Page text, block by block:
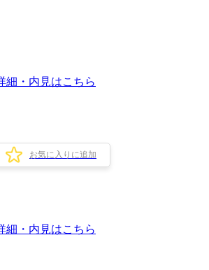
細・内見はこちら
お気に入りに追加
細・内見はこちら